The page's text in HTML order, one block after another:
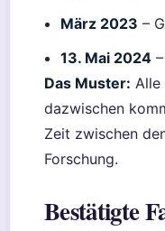
März 2023 –
13. Mai 2024
Das Muster: Alle
dazwischen
Zeit zwischen
Forschung.
Bestätigte